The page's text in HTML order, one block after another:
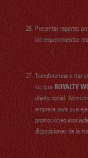
Presentar reportes
los requerimientos
Transferencia o
los que ROYALTY
objeto social.
empresa para que
promociones
disposiciones de la